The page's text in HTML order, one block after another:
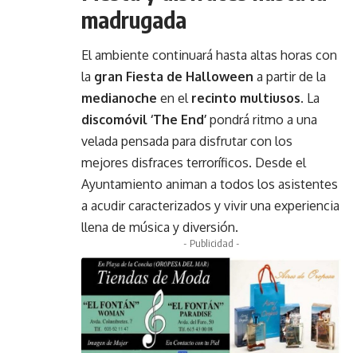
madrugada
El ambiente continuará hasta altas horas con
la gran Fiesta de Halloween a partir de la
medianoche en el recinto multiusos. La
discomóvil ‘The End’ pondrá ritmo a una
velada pensada para disfrutar con los
mejores disfraces terroríficos. Desde el
Ayuntamiento animan a todos los asistentes
a acudir caracterizados y vivir una experiencia
llena de música y diversión.
- Publicidad -